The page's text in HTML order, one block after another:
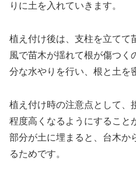
りに土を入れていきます。
植え付け後は、支柱を立てて
風で苗木が揺れて根が傷つく
分な水やりを行い、根と土を
植え付け時の注意点として、
程度高くなるようにすること
部分が土に埋まると、台木か
るためです。